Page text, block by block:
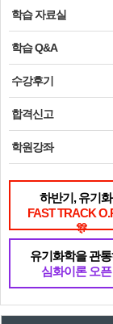
학습 자료실
학습 Q&A
수강후기
합격신고
학원강좌
하반기, 유기
FAST TRACK
🎊
유기화학을 관
심화이론 오